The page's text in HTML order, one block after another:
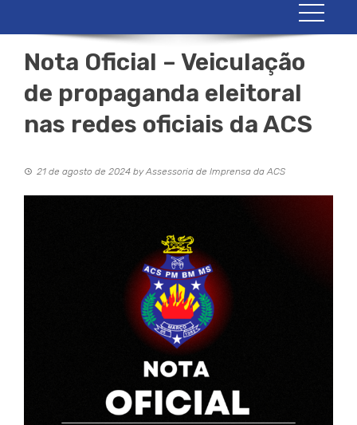
Nota Oficial – Veiculação
de propaganda eleitoral
nas redes oficiais da ACS
21 de agosto de 2024 byAssessoria de Imprensa da ACS